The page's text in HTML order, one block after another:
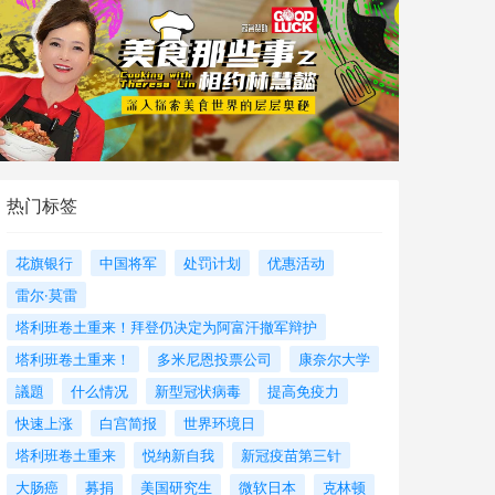
热门标签
花旗银行 中国将军 处罚计划
优惠活动
雷尔·莫雷
塔利班卷土重来！拜登仍决定为阿富汗撤军辩护
塔利班卷土重来！
多米尼恩投票公司
康奈尔大学
議題
什么情况 新型冠状病毒
提高免疫力
快速上涨
白宫简报
世界环境日
塔利班卷土重来
悦纳新自我
新冠疫苗第三针
大肠癌
募捐 美国研究生 微软日本 克林顿